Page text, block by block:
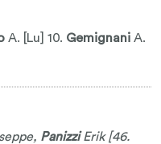
A. [Lu] 10. Gemignani A.
, PanizziErik[46.